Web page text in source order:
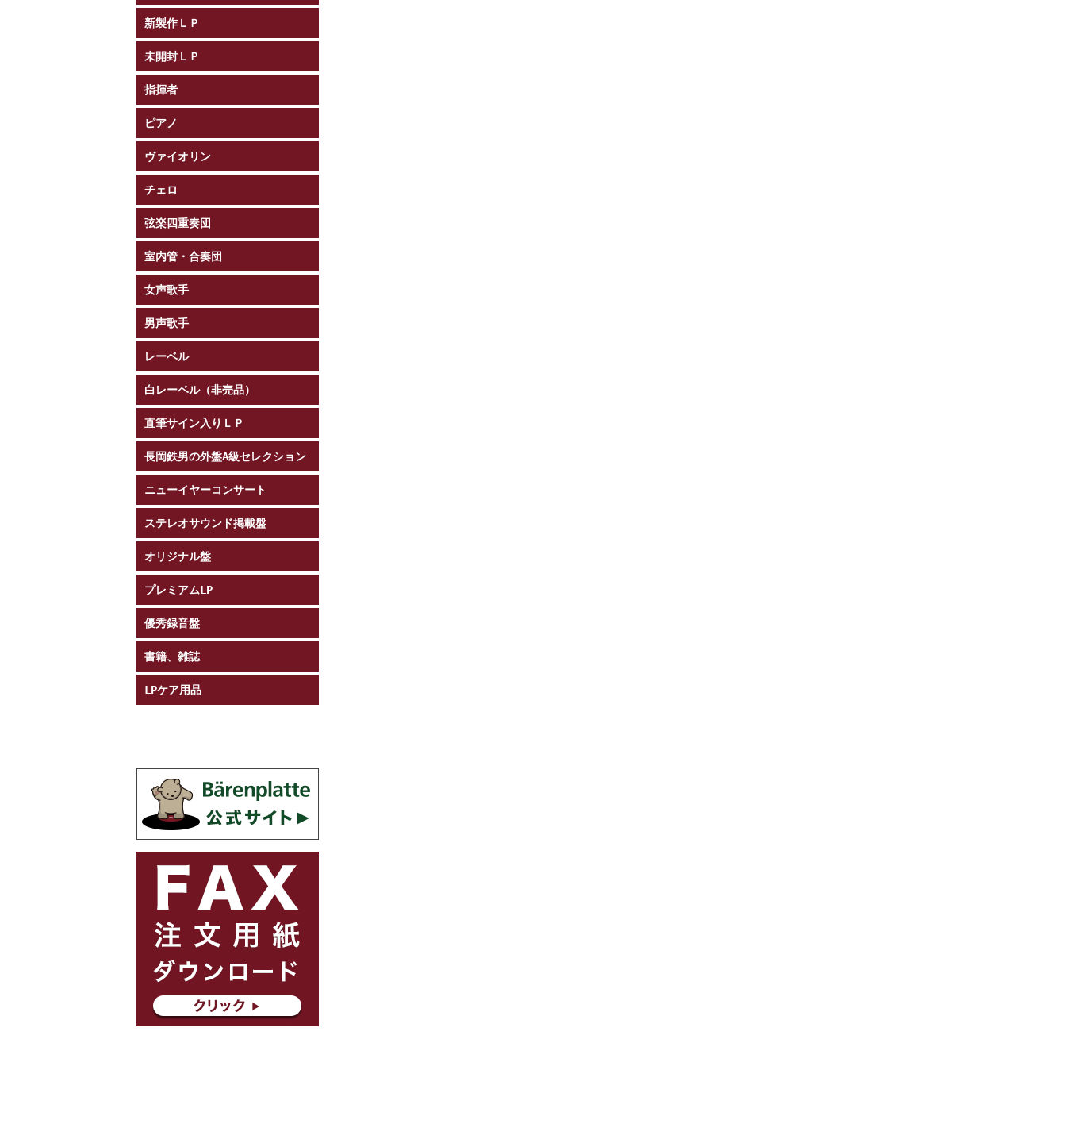
新製作ＬＰ
未開封ＬＰ
指揮者
ピアノ
ヴァイオリン
チェロ
弦楽四重奏団
室内管・合奏団
女声歌手
男声歌手
レーベル
白レーベル（非売品）
直筆サイン入りＬＰ
長岡鉄男の外盤A級セレクション
ニューイヤーコンサート
ステレオサウンド掲載盤
オリジナル盤
プレミアムLP
優秀録音盤
書籍、雑誌
LPケア用品